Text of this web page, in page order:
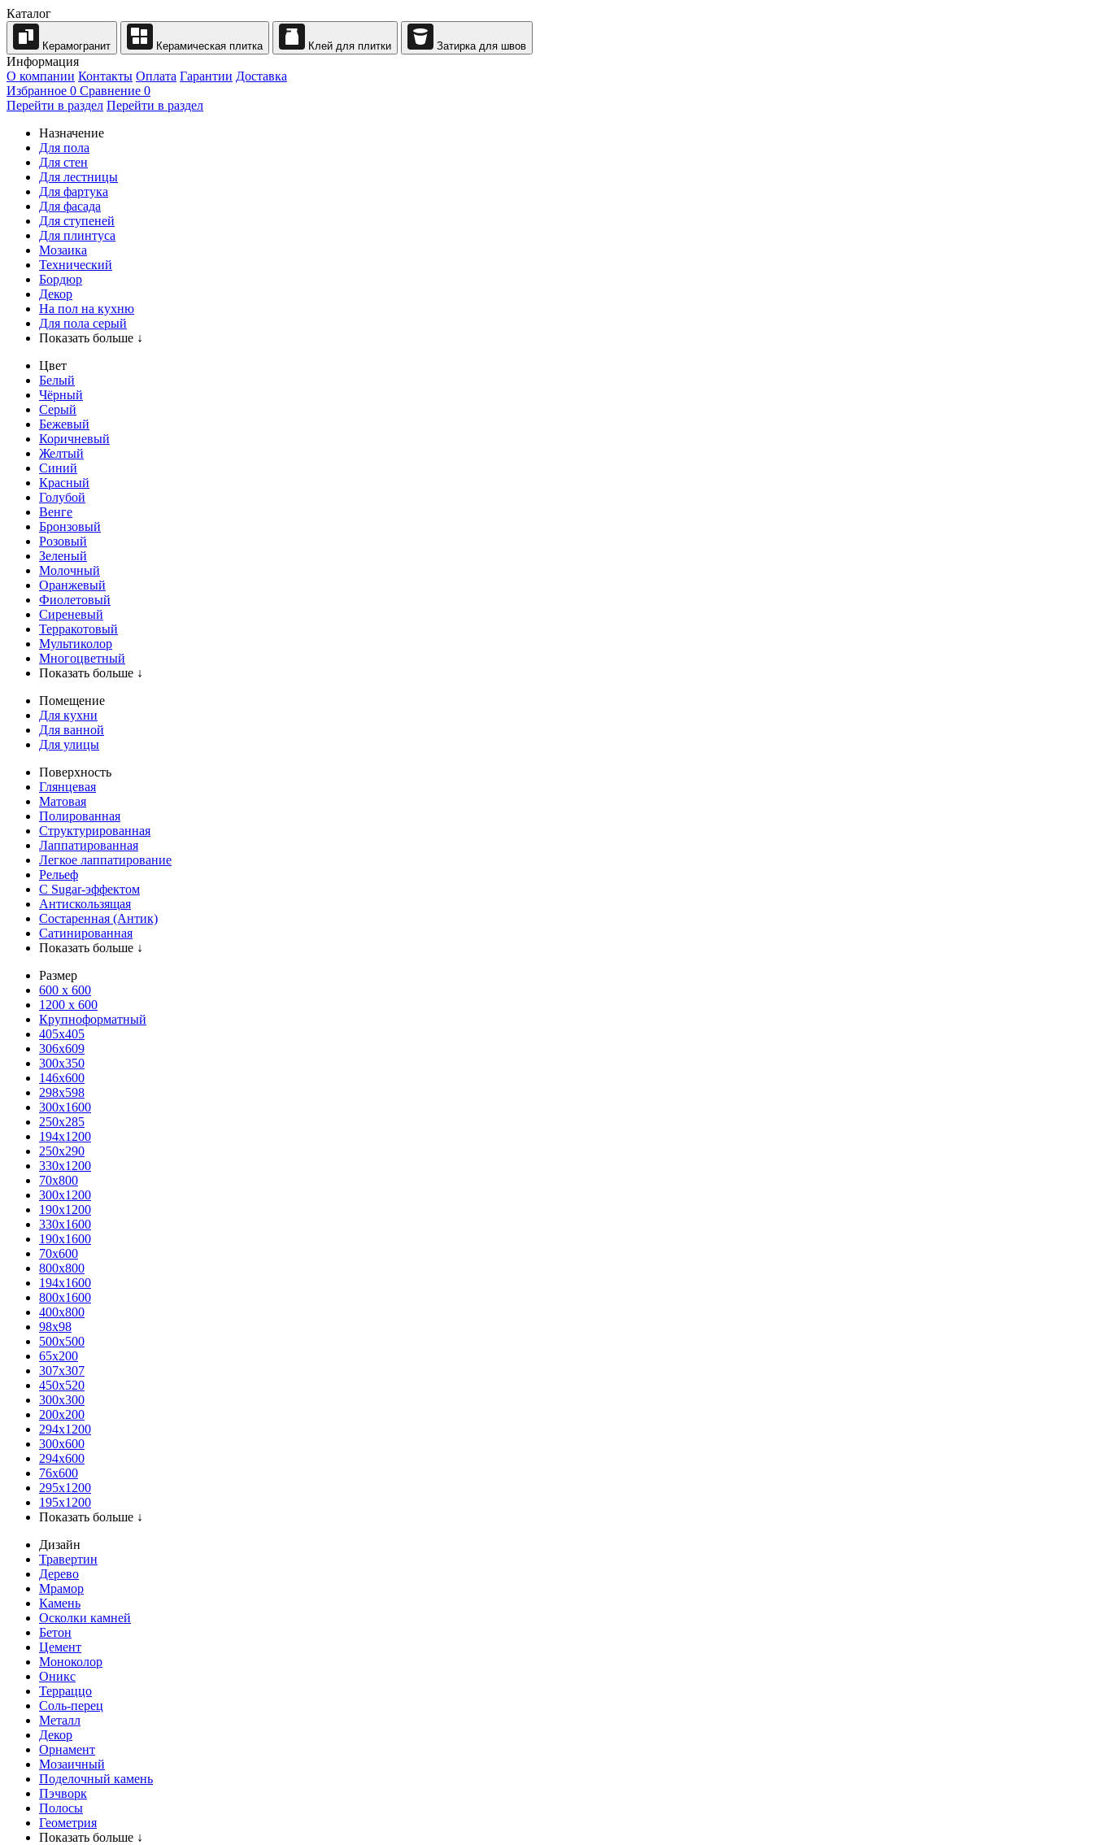
Каталог
Керамогранит Керамическая плитка Клей для плитки Затирка для швов
Информация
О компании Контакты Оплата Гарантии Доставка
Избранное 0 Сравнение 0
Перейти в раздел Перейти в раздел
Назначение
Для пола
Для стен
Для лестницы
Для фартука
Для фасада
Для ступеней
Для плинтуса
Мозаика
Технический
Бордюр
Декор
На пол на кухню
Для пола серый
Показать больше ↓
Цвет
Белый
Чёрный
Серый
Бежевый
Коричневый
Желтый
Синий
Красный
Голубой
Венге
Бронзовый
Розовый
Зеленый
Молочный
Оранжевый
Фиолетовый
Сиреневый
Терракотовый
Мультиколор
Многоцветный
Показать больше ↓
Помещение
Для кухни
Для ванной
Для улицы
Поверхность
Глянцевая
Матовая
Полированная
Структурированная
Лаппатированная
Легкое лаппатирование
Рельеф
С Sugar-эффектом
Антискользящая
Состаренная (Антик)
Сатинированная
Показать больше ↓
Размер
600 х 600
1200 х 600
Крупноформатный
405x405
306x609
300x350
146x600
298x598
300x1600
250x285
194x1200
250x290
330x1200
70x800
300x1200
190x1200
330x1600
190x1600
70x600
800x800
194x1600
800x1600
400х800
98x98
500x500
65x200
307x307
450x520
300x300
200x200
294x1200
300x600
294x600
76х600
295х1200
195х1200
Показать больше ↓
Дизайн
Травертин
Дерево
Мрамор
Камень
Осколки камней
Бетон
Цемент
Моноколор
Оникс
Терраццо
Соль-перец
Металл
Декор
Орнамент
Мозаичный
Поделочный камень
Пэчворк
Полосы
Геометрия
Показать больше ↓